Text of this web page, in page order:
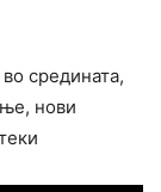
средината,
нови